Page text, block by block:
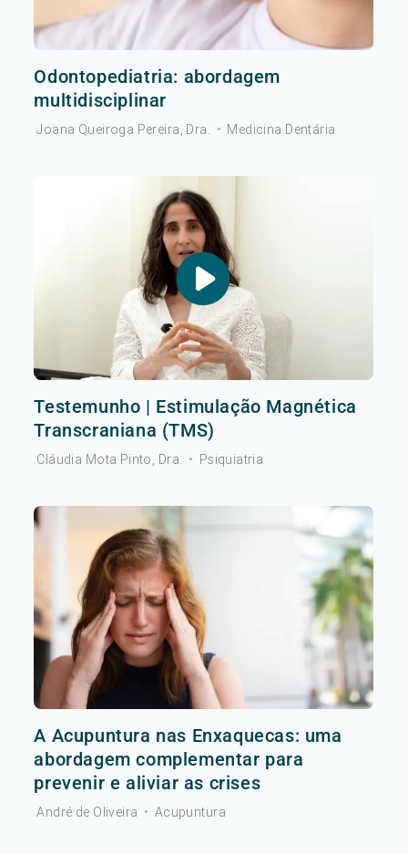
Odontopediatria: abordagem
multidisciplinar
Joana Queiroga Pereira, Dra. • Medicina Dentária
Testemunho | Estimulação Magnética
Transcraniana (TMS)
Cláudia Mota Pinto, Dra. • Psiquiatria
A Acupuntura nas Enxaquecas: uma
abordagem complementar para
prevenir e aliviar as crises
André de Oliveira • Acupuntura